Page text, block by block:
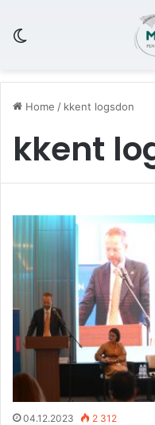
Home / kkent logsdon
kkent
04.12.2023 2 312